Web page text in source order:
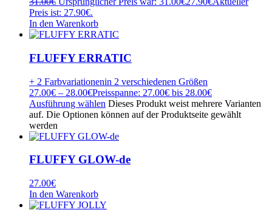
Preis ist: 27.90€.
In den Warenkorb
FLUFFY ERRATIC
+ 2 Farbvariationenin 2 verschiedenen Größen
27.00€ – 28.00€Preisspanne: 27.00€ bis 28.00€
Ausführung wählen Dieses Produkt weist mehrere Varianten
auf. Die Optionen können auf der Produktseite gewählt
werden
FLUFFY GLOW-de
27.00€
In den Warenkorb